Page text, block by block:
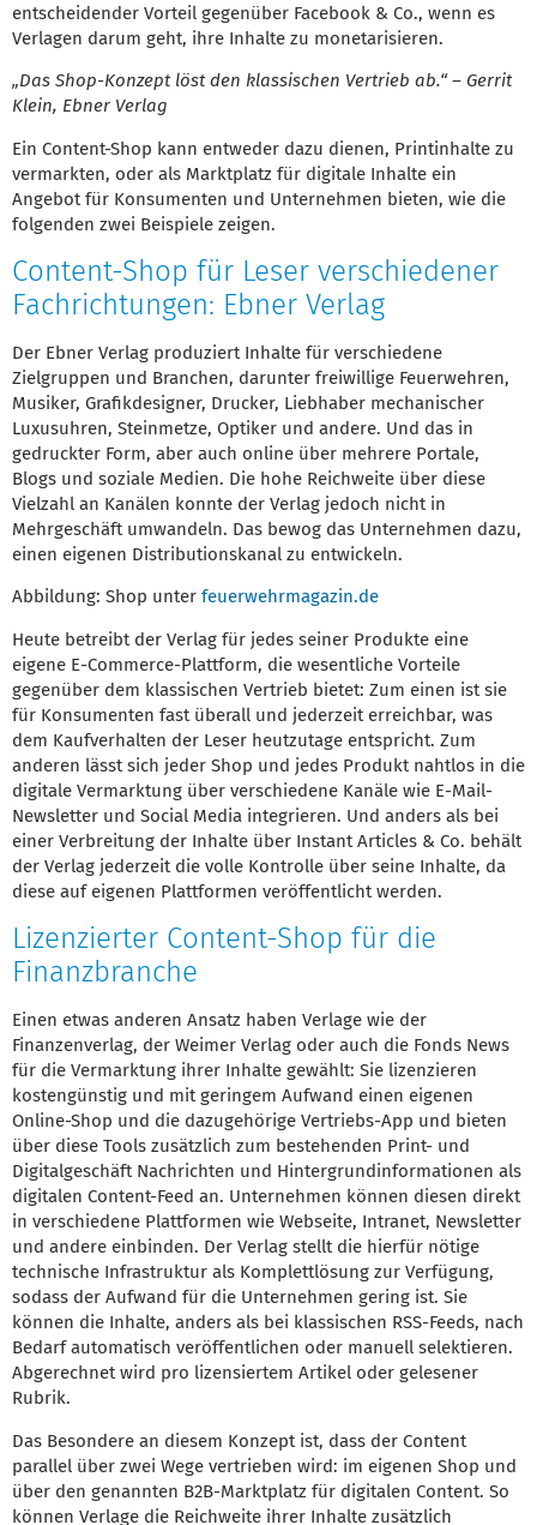
entscheidender Vorteil gegenüber Facebook & Co., wenn es
Verlagen darum geht, ihre Inhalte zu monetarisieren.
„Das Shop-Konzept löst den klassischen Vertrieb ab.“ – Gerrit
Klein, Ebner Verlag
Ein Content-Shop kann entweder dazu dienen, Printinhalte zu
vermarkten, oder als Marktplatz für digitale Inhalte ein
Angebot für Konsumenten und Unternehmen bieten, wie die
folgenden zwei Beispiele zeigen.
Content-Shop für Leser verschiedener
Fachrichtungen: Ebner Verlag
Der Ebner Verlag produziert Inhalte für verschiedene
Zielgruppen und Branchen, darunter freiwillige Feuerwehren,
Musiker, Grafikdesigner, Drucker, Liebhaber mechanischer
Luxusuhren, Steinmetze, Optiker und andere. Und das in
gedruckter Form, aber auch online über mehrere Portale,
Blogs und soziale Medien. Die hohe Reichweite über diese
Vielzahl an Kanälen konnte der Verlag jedoch nicht in
Mehrgeschäft umwandeln. Das bewog das Unternehmen dazu,
einen eigenen Distributionskanal zu entwickeln.
Abbildung: Shop unter feuerwehrmagazin.de
Heute betreibt der Verlag für jedes seiner Produkte eine
eigene E-Commerce-Plattform, die wesentliche Vorteile
gegenüber dem klassischen Vertrieb bietet: Zum einen ist sie
für Konsumenten fast überall und jederzeit erreichbar, was
dem Kaufverhalten der Leser heutzutage entspricht. Zum
anderen lässt sich jeder Shop und jedes Produkt nahtlos in die
digitale Vermarktung über verschiedene Kanäle wie E-Mail-
Newsletter und Social Media integrieren. Und anders als bei
einer Verbreitung der Inhalte über Instant Articles & Co. behält
der Verlag jederzeit die volle Kontrolle über seine Inhalte, da
diese auf eigenen Plattformen veröffentlicht werden.
Lizenzierter Content-Shop für die
Finanzbranche
Einen etwas anderen Ansatz haben Verlage wie der
Finanzenverlag, der Weimer Verlag oder auch die Fonds News
für die Vermarktung ihrer Inhalte gewählt: Sie lizenzieren
kostengünstig und mit geringem Aufwand einen eigenen
Online-Shop und die dazugehörige Vertriebs-App und bieten
über diese Tools zusätzlich zum bestehenden Print- und
Digitalgeschäft Nachrichten und Hintergrundinformationen als
digitalen Content-Feed an. Unternehmen können diesen direkt
in verschiedene Plattformen wie Webseite, Intranet, Newsletter
und andere einbinden. Der Verlag stellt die hierfür nötige
technische Infrastruktur als Komplettlösung zur Verfügung,
sodass der Aufwand für die Unternehmen gering ist. Sie
können die Inhalte, anders als bei klassischen RSS-Feeds, nach
Bedarf automatisch veröffentlichen oder manuell selektieren.
Abgerechnet wird pro lizensiertem Artikel oder gelesener
Rubrik.
Das Besondere an diesem Konzept ist, dass der Content
parallel über zwei Wege vertrieben wird: im eigenen Shop und
über den genannten B2B-Marktplatz für digitalen Content. So
können Verlage die Reichweite ihrer Inhalte zusätzlich